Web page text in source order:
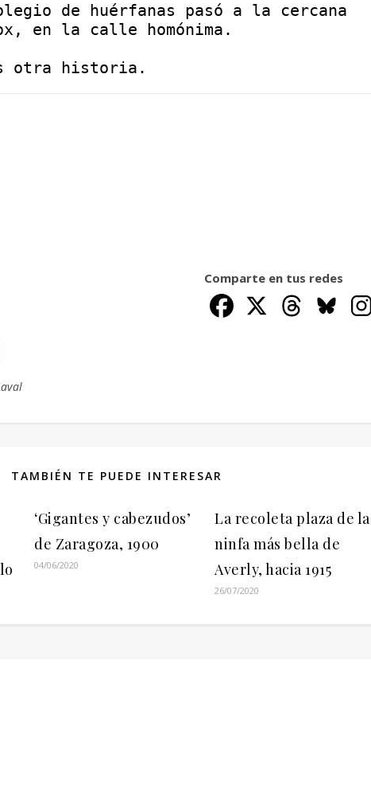
de huérfanas pasó a la cercana
en la calle homónima.
otra historia.
Comparte en tus redes
TAMBIÉN TE PUEDE INTERESAR
‘Gigantes y cabezudos’
de Zaragoza, 1900
04/06/2020
La recoleta plaza de la
ninfa más bella de
Averly, hacia 1915
26/07/2020